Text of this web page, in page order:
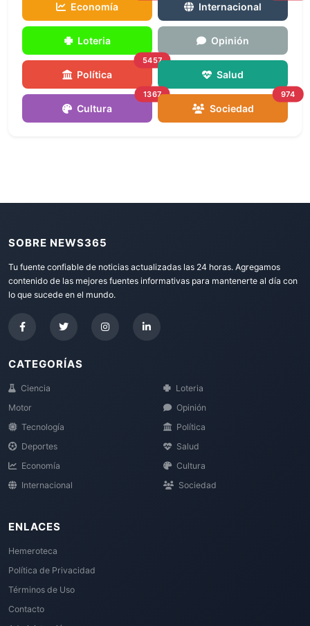
Economía Internacional
Loteria Opinión
Política
5457
Salud
Cultura
1367
Sociedad
974
SOBRE NEWS365
Tu fuente confiable de noticias actualizadas las 24 horas. Agregamos
contenido de las mejores fuentes informativas para mantenerte al día con
lo que sucede en el mundo.
CATEGORÍAS
Ciencia
Motor
Tecnología
Deportes
Economía
Internacional
Loteria
Opinión
Política
Salud
Cultura
Sociedad
ENLACES
Hemeroteca
Política de Privacidad
Términos de Uso
Contacto